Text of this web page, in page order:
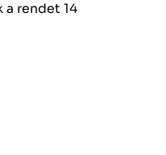
rendet 14